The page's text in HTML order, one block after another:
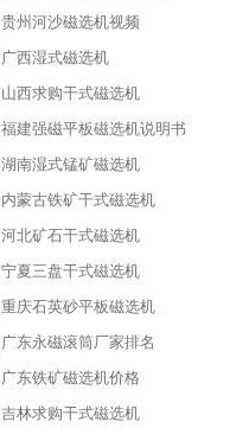
贵州河沙磁选机视频
广西湿式磁选机
山西求购干式磁选机
福建强磁平板磁选机说明书
湖南湿式锰矿磁选机
内蒙古铁矿干式磁选机
河北矿石干式磁选机
宁夏三盘干式磁选机
重庆石英砂平板磁选机
广东永磁滚筒厂家排名
广东铁矿磁选机价格
吉林求购干式磁选机